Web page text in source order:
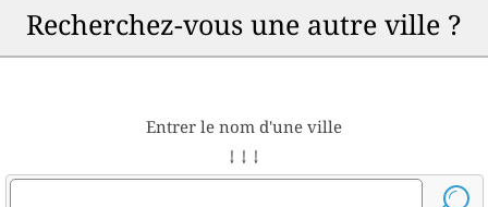
Recherchez-vous une autre ville ?
Entrer le nom d'une ville
↓ ↓ ↓